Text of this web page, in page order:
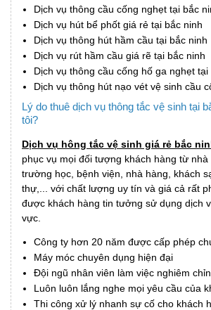
Dịch vụ thông cầu cống nghẹt tại bắc
Dịch vụ hút bể phốt giá rẻ tại bắc ninh
Dịch vụ thông hút hầm cầu tại bắc ninh
Dịch vụ rút hầm cầu giá rẽ tại bắc ninh
Dịch vụ thông cầu cống hố ga nghẹt tại
Dịch vụ thông hút nạo vét vệ sinh cầu
Lý do thuê dịch vụ thông tắc vệ sinh tại
tôi?
Dịch vụ hông tắc vệ sinh giá rẻ bắc
phục vụ mọi đối tượng khách hàng từ nhà
trường học, bệnh viện, nhà hàng, khách
thự,... với chất lượng uy tín và giá cả rất
được khách hàng tin tưởng sử dụng dịch
vực.
Công ty hơn 20 năm được cấp phép
Máy móc chuyên dụng hiện đại
Đội ngũ nhân viên làm việc nghiêm
Luôn luôn lắng nghe mọi yêu cầu của
Thi công xử lý nhanh sự cố cho khách